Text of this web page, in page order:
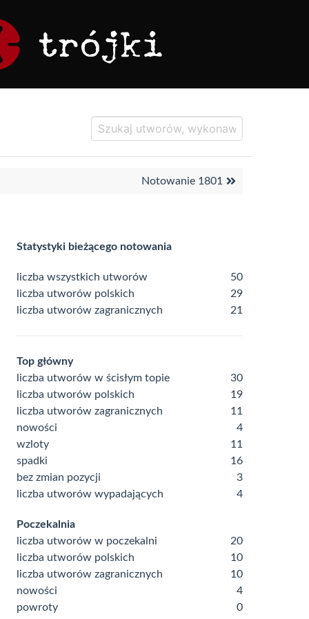
Notowanie 1801
Statystyki bieżącego notowania
liczba wszystkich utworów
50
liczba utworów polskich
29
liczba utworów zagranicznych
21
Top główny
liczba utworów w ścisłym topie
30
liczba utworów polskich
19
liczba utworów zagranicznych
11
nowości
4
wzloty
11
spadki
16
bez zmian pozycji
3
liczba utworów wypadających
4
Poczekalnia
liczba utworów w poczekalni
20
liczba utworów polskich
10
liczba utworów zagranicznych
10
nowości
4
powroty
0